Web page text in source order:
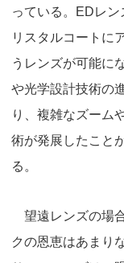
っている。EDレ
リスタルコートに
うレンズが可能に
や光学設計技術の
り、複雑なズーム
術が発展したこと
る。
望遠レンズの場
クの恩恵はあまり